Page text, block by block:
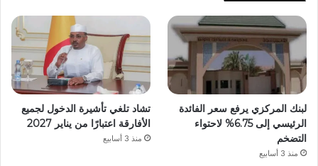
لبنك المركزي يرفع سعر الفائدة
الرئيسي إلى 6.75% لاحتواء
التضخم
منذ 3 أسابيع
تشاد تلغي تأشيرة الدخول لجميع
الأفارقة اعتبارًا من يناير 2027
منذ 3 أسابيع